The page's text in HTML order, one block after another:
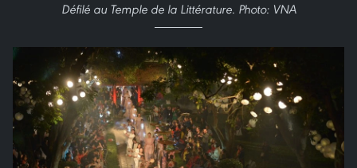
Défilé au Temple de la Littérature. Photo: VNA